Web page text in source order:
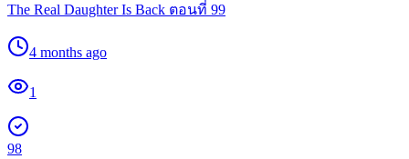
The Real Daughter Is Back ตอนที่ 99
4 months ago
1
98